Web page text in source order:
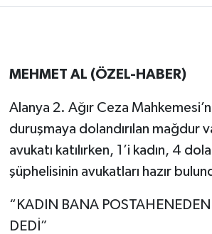
MEHMET AL (ÖZEL-HABER)
Alanya 2. Ağır Ceza
duruşmaya dolandırılan mağdur
avukatı katılırken, 1’i kadın, 4
şüphelisinin avukatları hazır
“KADIN BANA
DEDİ”